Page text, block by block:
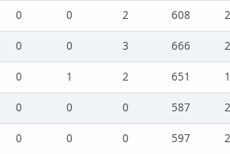
0 0 2 608
0 0 3 666
0 1 2 651
0 0 0 587
0 0 0 597